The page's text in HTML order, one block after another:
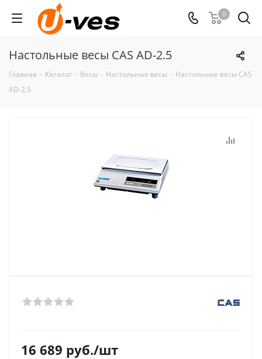
0
Настольные весы CAS AD-2.5
Главная - Каталог - Весы - Настольные весы - Настольные весы CAS
AD-2.5
16 689 руб./шт